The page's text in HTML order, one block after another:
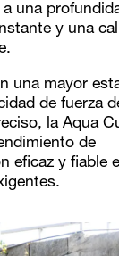
una
y una
una mayor
de fuerza
la Aqua
de
eficaz y fiable